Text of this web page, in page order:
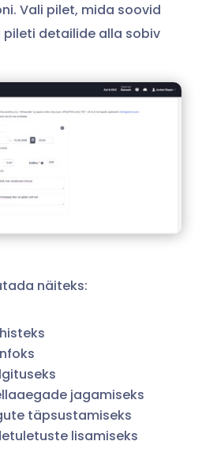
Vali pilet, mida soovid
pileti detailide alla sobiv
näiteks:
jagamiseks
täpsustamiseks
lisamiseks